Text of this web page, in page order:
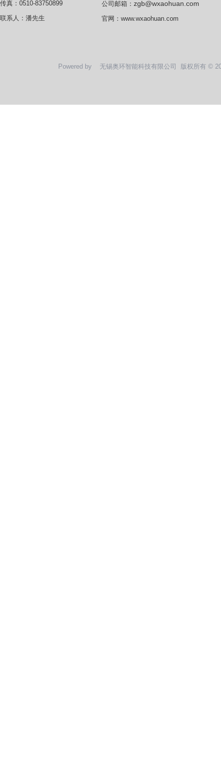
传真：0510-83750899
联系人：潘先生
公司邮箱： zgb@wxaohuan.com
官网： www.wxaohuan.com
Powered by 无锡奥环智能科技有限公司 版权所有 ©